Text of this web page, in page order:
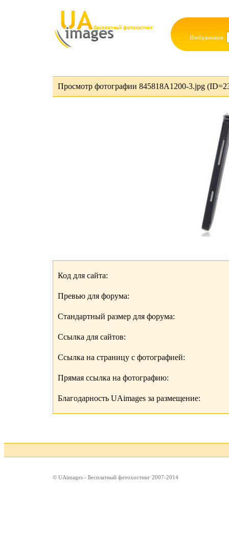
Изображения:
Просмотр фотографии 845818A1200-3.jpg
Код для сайта:
Превью для форума:
Стандартный размер для форума:
Ссылка для сайтов:
Ссылка на страницу с фотографией:
Прямая ссылка на фотографию:
Благодарность UAimages за размещение:
© UAimages - Бесплатный фотохостинг 2007-2014